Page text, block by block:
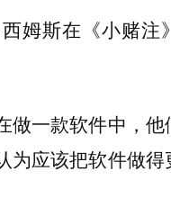
姆斯在《小赌注
做一款软件中，他
为应该把软件做